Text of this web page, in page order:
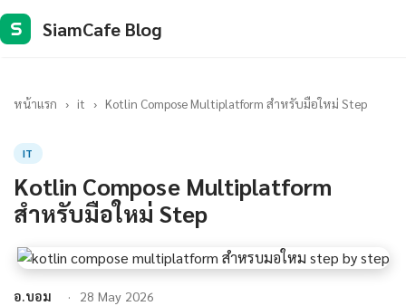
S SiamCafe Blog
หน้าแรก › it › Kotlin Compose Multiplatform สำหรับมือใหม่ Step
IT
Kotlin Compose Multiplatform
สำหรับมือใหม่ Step
อ.บอม 28 May 2026